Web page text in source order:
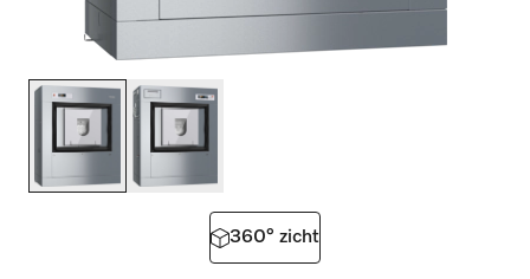
360° zicht